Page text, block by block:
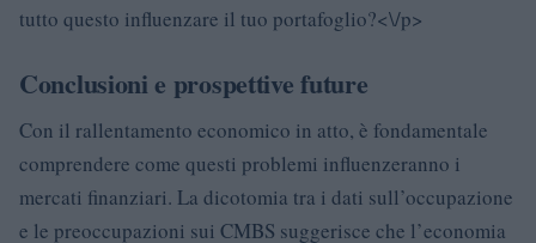
tutto questo influenzare il tuo portafoglio?<\/p>
Conclusioni e prospettive future
Con il rallentamento economico in atto, è fondamentale
comprendere come questi problemi influenzeranno i
mercati finanziari. La dicotomia tra i dati sull’occupazione
e le preoccupazioni sui CMBS suggerisce che l’economia